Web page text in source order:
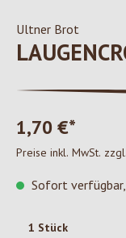
Ultner Brot
1,70 €*
Preise inkl. MwSt.
Sofort